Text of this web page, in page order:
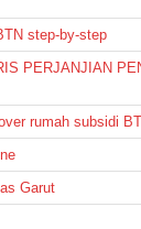
step-by-step
PERJANJIAN
rumah subsidi
Garut